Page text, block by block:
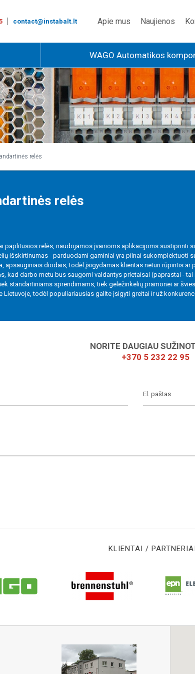
contact@instabalt.lt Apie mus Naujienos
WAGO Automatikos
relės
relės
paplitusios relės, naudojamos įvairioms aplikacijoms sustiprinti
išskirtinumas - parduodami gaminiai yra pilnai sukomplektuoti
apsauginiais diodais, todėl įsigydamas klientas neturi rūpintis ar
kad darbo metu bus saugomi valdantys prietaisai (paprastai -
standartiniams sprendimams, tiek geležinkelių pramonei ar
Lietuvoje, todėl populiariausias galite įsigyti greitai ir už
NORITE DAUGIAU
+370 5 232 22 95
KLIENTAI / PARTNERIAI